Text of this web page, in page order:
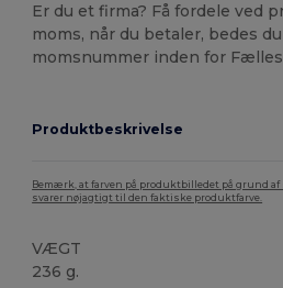
Er du et firma? Få fordele ved
moms, når du betaler, bedes
momsnummer inden for
Produktbeskrivelse
Bemærk, at farven på produktbilledet på grund
svarer nøjagtigt til den faktiske produktfarve.
VÆGT
236 g.